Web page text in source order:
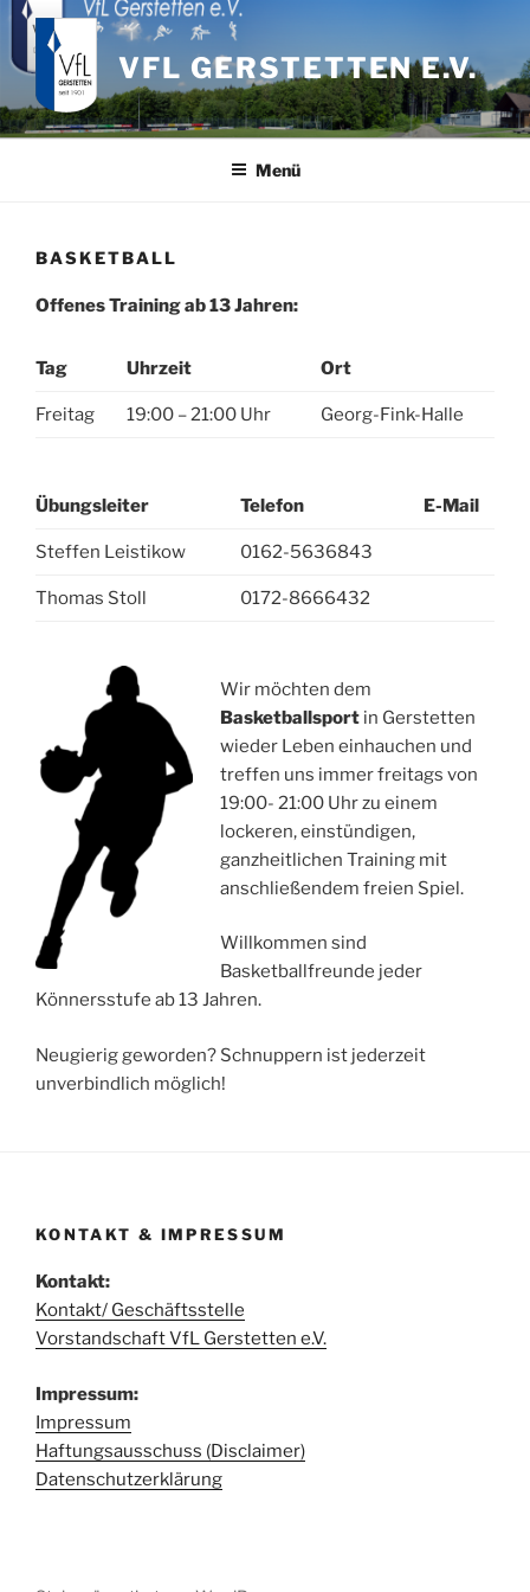
Zum
Inhalt
springen
VFL GERSTETTEN E.V.
Menü
BASKETBALL
Offenes Training ab 13 Jahren:
Tag Uhrzeit Ort
Freitag 19:00 – 21:00 Uhr Georg-Fink-Halle
Übungsleiter Telefon E-Mail
Steffen Leistikow 0162-5636843
Thomas Stoll 0172-8666432
Wir möchten dem
Basketballsportin Gerstetten
wieder Leben einhauchen und
treffen uns immer freitags von
19:00- 21:00 Uhr zu einem
lockeren, einstündigen,
ganzheitlichen Training mit
anschließendem freien Spiel.
Willkommen sind
Basketballfreunde jeder
Könnersstufe ab 13 Jahren.
Neugierig geworden? Schnuppern ist jederzeit
unverbindlich möglich!
KONTAKT & IMPRESSUM
Kontakt:
Kontakt/ Geschäftsstelle
Vorstandschaft VfL Gerstetten e.V.
Impressum:
Impressum
Haftungsausschuss (Disclaimer)
Datenschutzerklärung